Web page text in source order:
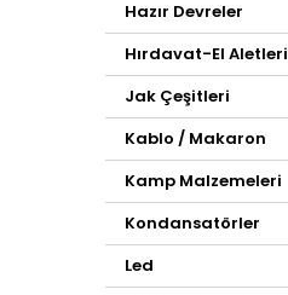
Hazır Devreler
Hırdavat-El Aletleri
Jak Çeşitleri
Kablo / Makaron
Kamp Malzemeleri
Kondansatörler
Led